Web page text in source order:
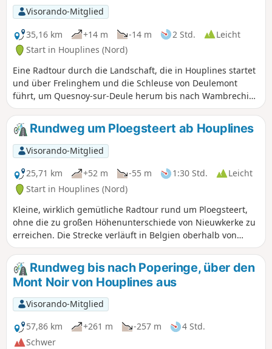
Visorando-Mitglied
35,16 km
+14 m -14 m 2 Std.
Leicht
Start in Houplines (Nord)
Eine Radtour durch die Landschaft, die in Houplines startet
und über Frelinghem und die Schleuse von Deulemont
führt, um Quesnoy-sur-Deule herum bis nach Wambrechies
verläuft und dann über Lompret zurückführt.
Rundweg um Ploegsteert ab Houplines
Visorando-Mitglied
25,71 km
+52 m -55 m 1:30 Std.
Leicht
Start in Houplines (Nord)
Kleine, wirklich gemütliche Radtour rund um Ploegsteert,
ohne die zu großen Höhenunterschiede von Nieuwkerke zu
erreichen. Die Strecke verläuft in Belgien oberhalb von
Armentières und führt dabei durch Le Bizet.
Rundweg bis nach Poperinge, über den
Mont Noir von Houplines aus
Visorando-Mitglied
57,86 km
+261 m -257 m
4 Std.
Schwer